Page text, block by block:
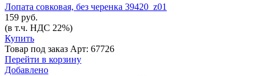
Лопата совковая, без черенка 39420_z01
159 руб.
(в т.ч. НДС 22%)
Купить
Товар под заказ Арт: 67726
Перейти в корзину
Добавлено